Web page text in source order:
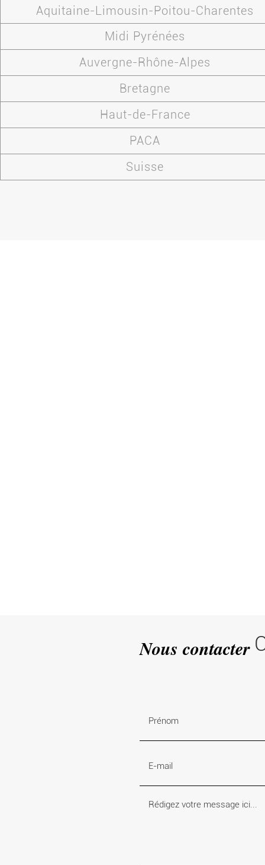
Aquitaine-Limousin-Poitou-Charentes
Midi Pyrénées
Auvergne-Rhône-Alpes
Bretagne
Haut-de-France
PACA
Suisse
Nous contacter